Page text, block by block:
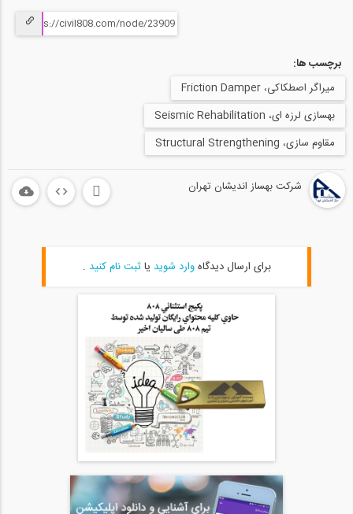
18
24:54
19
06:39
آزمایش میراگر اصطکاکی دورانی شرکت...
روشی نوین جهت کنترل ارتعاشات بین دو...
بازدید از غرفه شرکت بهساز اندیشان تهران...
نصب و اجرای جداسازها LRB و اسلایدرهای...
برچسب ها:
میراگر اصطکاکی، Friction Damper
بهسازی لرزه ای، Seismic Rehabilitation
مقاوم سازی، Structural Strengthening
شرکت بهساز اندیشان تهران
برای ارسال دیدگاهوارد شوید یاثبت نام کنید .